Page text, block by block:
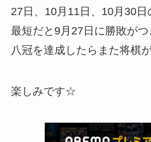
27日、10月11日、10月30日
最短だと9月27日に勝敗がつ
八冠を達成したらまた将棋
楽しみです☆